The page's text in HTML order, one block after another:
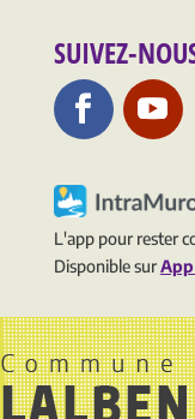
SUIVEZ-
L'app pour rester
Disponible sur